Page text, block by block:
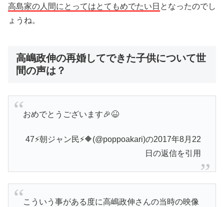
高島家の人間にとってはとてもめでたい日 となったのでし
ょうね。
高嶋政伸の再婚してできた子供について世
間の声は？
おめでとうございます🎉😆
47⚡️朝ジャン民⚡️🔶(@poppoakari)の2017年8月22
日の返信を引用
こういう事がある度に高嶋政伸さんの当時の映像